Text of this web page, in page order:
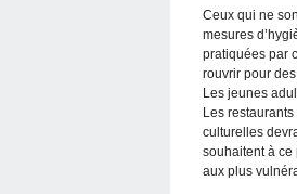
Ceux qui ne
mesures
pratiquées par
rouvrir pour
Les jeunes
Les
culturelles
souhaitent à ce
aux plus